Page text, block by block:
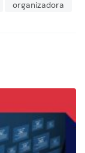
organizadora